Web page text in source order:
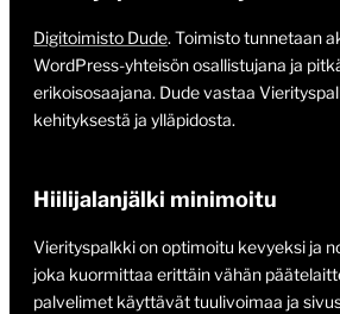
Digitoimisto Dude. Toimisto tunnetaan
WordPress-yhteisön osallistujana ja
erikoisosaajana. Dude vastaa
kehityksestä ja ylläpidosta.
Hiilijalanjälki minimoitu
Vierityspalkki on optimoitu kevyeksi ja
joka kuormittaa erittäin vähän
palvelimet käyttävät tuulivoimaa ja